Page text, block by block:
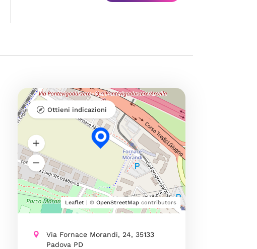
Leaflet| © OpenStreetMapcontributors
Ottieni indicazioni
Via Fornace Morandi, 24, 35133
Padova PD